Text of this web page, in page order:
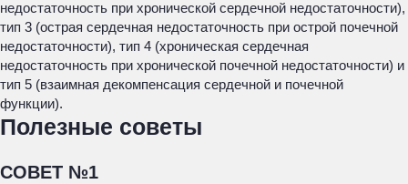
недостаточность при хронической сердечной недостаточности),
тип 3 (острая сердечная недостаточность при острой почечной
недостаточности), тип 4 (хроническая сердечная
недостаточность при хронической почечной недостаточности) и
тип 5 (взаимная декомпенсация сердечной и почечной
функции).
Полезные советы
СОВЕТ №1